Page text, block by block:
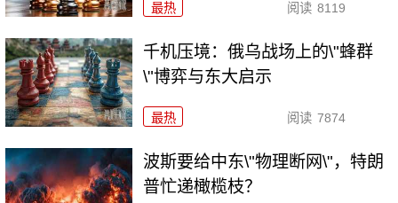
最热 阅读 8119
千机压境：俄乌战场上的\"蜂群
\"博弈与东大启示
最热 阅读 7874
波斯要给中东\"物理断网\"，特朗
普忙递橄榄枝？